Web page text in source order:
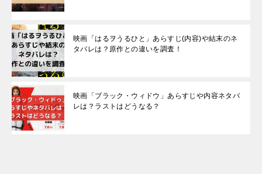
映画「はるヲうるひと」あらすじ(内容)や結末のネ
タバレは？原作との違いを調査！
映画「ブラック・ウィドウ」あらすじや内容ネタバ
レは？ラストはどうなる？